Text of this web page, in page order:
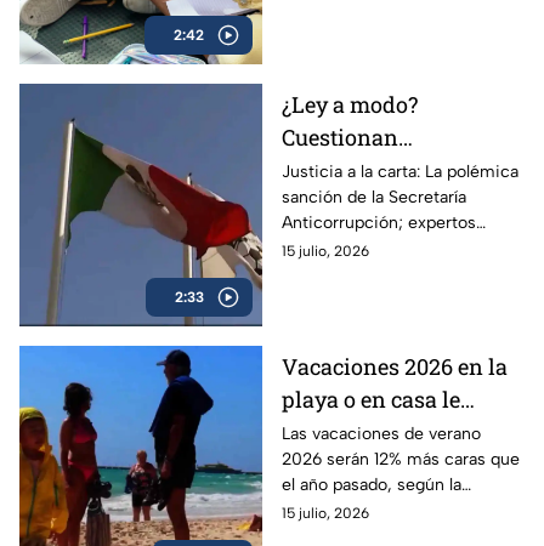
2:42
2:33
¿Ley a modo?
Cuestionan
incongruencia de la
Secretaría
Anticorrupción tras
multa a la Femexfut
Justicia a la carta: La polémica
sanción de la Secretaría
Anticorrupción; expertos
señalan como incongruente
15 julio, 2026
Vacaciones 2026 en la
playa o en casa le
costarán más caro a tu
cartera
Las vacaciones de verano
2026 serán 12% más caras que
el año pasado, según la
ANPEC; afecta el presupuesto
15 julio, 2026